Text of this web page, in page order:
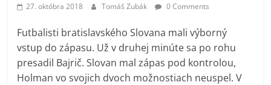
27. októbra 2018 Tomáš Zubák 0 Comments
Futbalisti bratislavského Slovana mali výborný
vstup do zápasu. Už v druhej minúte sa po rohu
presadil Bajrič. Slovan mal zápas pod kontrolou,
Holman vo svojich dvoch možnostiach neuspel. V